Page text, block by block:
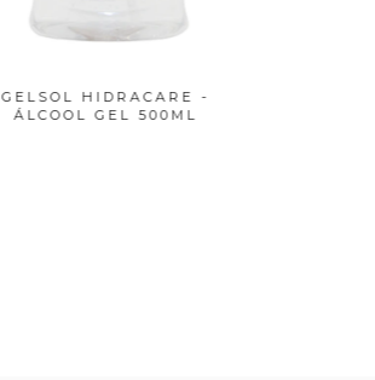
GELSOL HIDRACARE -
ÁLCOOL GEL 500ML